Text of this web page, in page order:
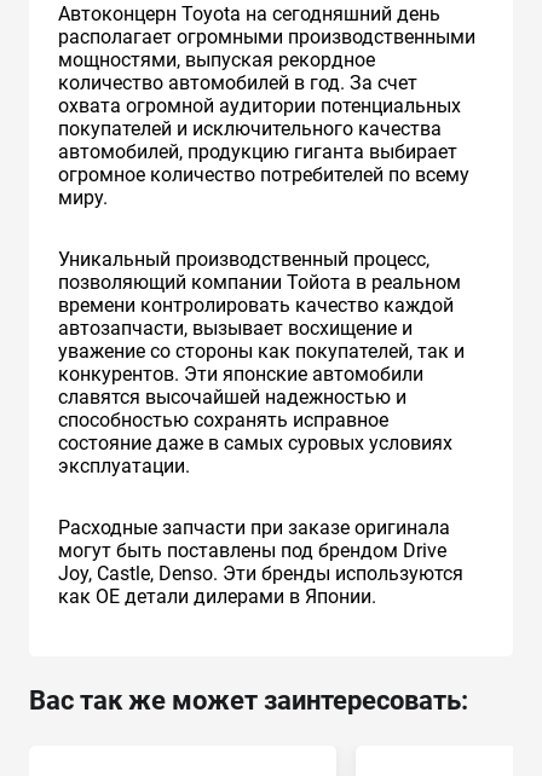
Автоконцерн Toyota на сегодняшний день
располагает огромными производственными
мощностями, выпуская рекордное
количество автомобилей в год. За счет
охвата огромной аудитории потенциальных
покупателей и исключительного качества
автомобилей, продукцию гиганта выбирает
огромное количество потребителей по всему
миру.
Уникальный производственный процесс,
позволяющий компании Тойота в реальном
времени контролировать качество каждой
автозапчасти, вызывает восхищение и
уважение со стороны как покупателей, так и
конкурентов. Эти японские автомобили
славятся высочайшей надежностью и
способностью сохранять исправное
состояние даже в самых суровых условиях
эксплуатации.
Расходные запчасти при заказе оригинала
могут быть поставлены под брендом Drive
Joy, Castle, Denso. Эти бренды используются
как ОЕ детали дилерами в Японии.
Вас так же может заинтересовать: